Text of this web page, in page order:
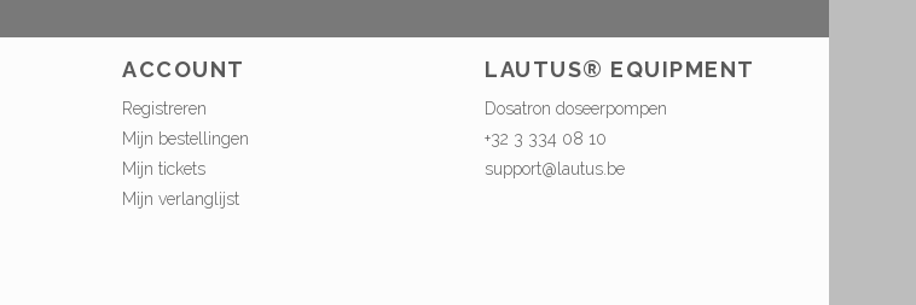
ACCOUNT
Registreren
Mijn bestellingen
Mijn tickets
Mijn verlanglijst
LAUTUS® EQUIPMENT
Dosatron doseerpompen
+32 3 334 08 10
support@lautus.be